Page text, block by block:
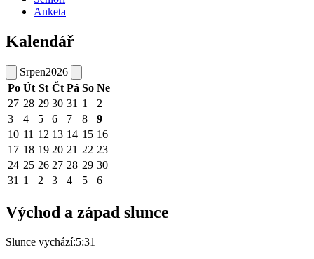
Anketa
Kalendář
Srpen2026
Po Út St Čt Pá So Ne
27 28 29 30 31 1
2
3
4 5 6 7 8
9
10 11 12 13 14 15 16
17 18 19 20 21 22 23
24 25 26 27 28 29 30
31 1 2 3 4 5 6
Východ a západ slunce
Slunce vychází:5:31